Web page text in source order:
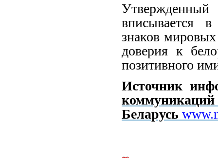
вписывается
знаков
доверия к
позитивного
Источник
Беларусь